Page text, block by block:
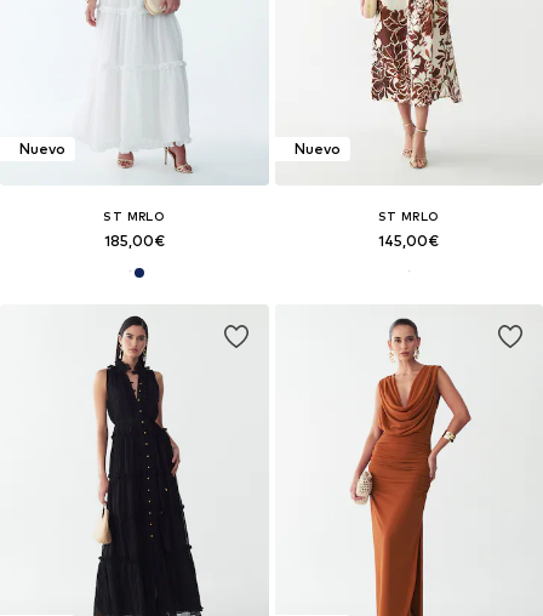
Nuevo
ST MRLO
185,00€
Nuevo
ST MRLO
145,00€